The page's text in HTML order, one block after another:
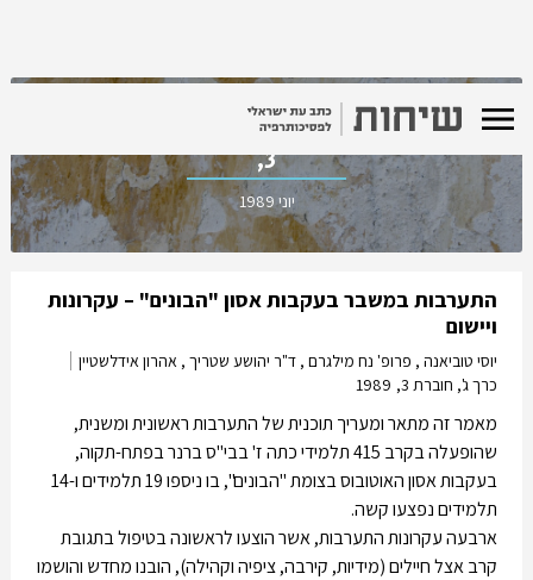
כרך ג', חוברת
3,
יוני 1989
התערבות במשבר בעקבות אסון "הבונים" – עקרונות
ויישום
יוסי טוביאנה , פרופ' נח מילגרם , ד"ר יהושע שטריך , אהרון אידלשטיין
כרך ג', חוברת 3,
1989
מאמר זה מתאר ומעריך תוכנית של התערבות ראשונית ומשנית,
שהופעלה בקרב 415 תלמידי כתה ז' בבי"ס ברנר בפתח-תקוה,
בעקבות אסון האוטובוס בצומת "הבונים", בו ניספו 19 תלמידים ו-14
תלמידים נפצעו קשה.
ארבעה עקרונות התערבות, אשר הוצעו לראשונה בטיפול בתגובת
קרב אצל חיילים (מידיות, קירבה, ציפיה וקהילה), הובנו מחדש והושמו